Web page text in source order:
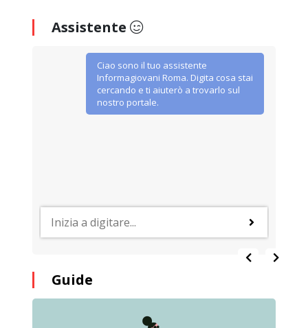
Assistente
Ciao sono il tuo assistente
Informagiovani Roma. Digita cosa stai
cercando e ti aiuterò a trovarlo sul
nostro portale.
Guide